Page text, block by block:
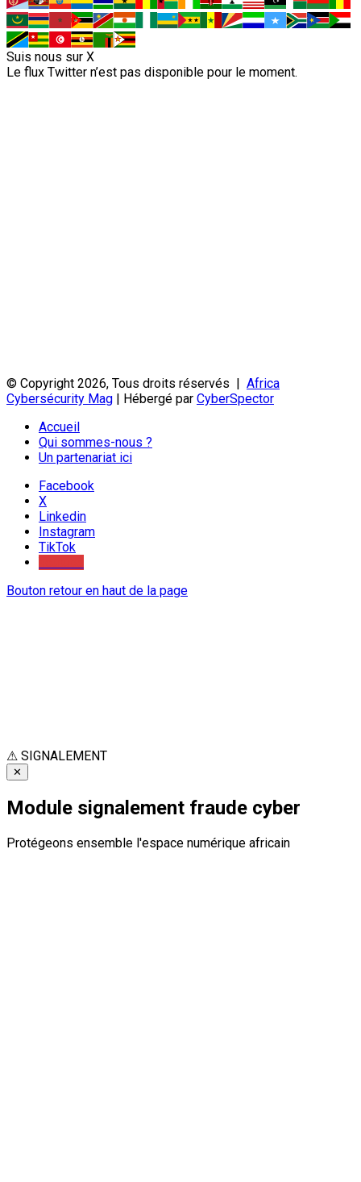
Suis nous sur X
Le flux Twitter n’est pas disponible pour le moment.
© Copyright 2026, Tous droits réservés | Africa
Cybersécurity Mag | Hébergé par CyberSpector
Accueil
Qui sommes-nous ?
Un partenariat ici
Facebook
X
Linkedin
Instagram
TikTok
Bouton retour en haut de la page
⚠ SIGNALEMENT
✕
Module signalement fraude cyber
Protégeons ensemble l'espace numérique africain